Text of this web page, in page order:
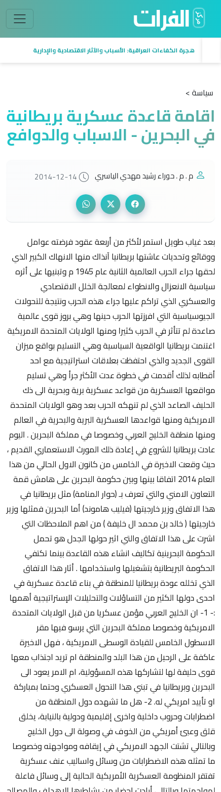
هجرة الكفاءات العراقية: الأسباب والآثار الاقتصادية والإدارية
سياسة >
اقامة قاعدة عسكرية بريطانية
في البحرين - الاسباب والدوافع
م . م . حوراء رشيد مهدي الياسري 2014-12-14
بعد غياب طويل استمر لأكثر من أربعة عقود فرضته عوامل
ووقائع وتحديات عاشتها بريطانيا آنذاك منها الانهاك الكبير الذي
لحقها جراء الحرب العالمية الثانية عام 1945 م وتبنيها على أثره
سياسية الانعزال والانطواء لمعالجة الخلل الاقتصادي
والعسكري الذي تراكم عليها جراء هذه الحرب ونتيجة للتحولات
الجيوسياسية التي افرزتها الحرب حينها وهي بروز قوى عالمية
صاعدة لم تتأثر في الحرب كثيرا ومنها الولايات المتحدة الامريكية
اغتنمت بريطانيا الواقعية السياسية وهي التسليم بواقع ميزان
القوى الجديد والذي احتفظت بعلاقات استراتيجية مع احد
أقطابه لذلك أقدمت في خطوة عدت الأكثر جرأ وهي تسليم
مواقعها العسكرية من قواعد عسكرية برية وبحرية الى ذك
الحليف الصاعد الذي لم تنهكه الحرب بعد وهو الولايات المتحدة
الامريكية ومنها قواعدها العسكرية البرية والبحرية في العالم
ومنها منطقة الخليج العربي وخصوصا في مملكة البحرين . اليوم
عادت بريطانيا للشروع في إعادة ذلك المورث الاستعماري القديم ،
حيث وقعت الاخيرة في الخامس من كانون الاول الحالي من هذا
العام 2014 اتفاقا بينها وبين حكومة البحرين على هامش قمة
التعاون الامني والتي تعرف بـ (حوار المنامة) مثل بريطانيا في
هذا الاتفاق وزير خارجيتها (فيليب هاموند) أما البحرين فمثلها وزير
خارجيتها ( خالد بن محمد ال خليفة ) من اهم الملاحظات التي
اشرت على هذا الاتفاق والتي اثير حولها الجدل هو تحمل
الحكومة البحرينية تكاليف انشاء هذه القاعدة بينما تكتفي
الحكومة البريطانية بتشغيلها واستخدامها . أثار هذا الاتفاق
الذي تخلله عودة بريطانيا للمنطقة في بناء قاعدة عسكرية في
احدى دولها الكثير من التساؤلات والتحليلات الإستراتيجية أهمها
:- 1- ان الخليج العربي مؤمن عسكريا من قبل الولايات المتحدة
الامريكية وخصوصا مملكة البحرين التي يرسو فيها مقر
الاسطول الخامس للقيادة الوسطى الامريكية ، فهل الاخيرة
عاكفة على الرحيل من هذا البلد والمنطقة ام تريد اجتذاب معها
قوى حليفة لها لتشاركها هذه المسؤولية، ام الامر يعود الى
البحرين وبريطانيا في تبني هذا التحول العسكري وحتما بمباركة
او تأييد امريكي له. 2- هل ما تشهده دول المنطقة من
اضطرابات وحروب داخلية واخرى إقليمية ودولية بالنيابة، يخلق
قلق وعبئ أمريكي من الخوف في وصولة الى دول الخليج
وبالتالي تشتت الجهد الامريكي في إيقافه ومواجهته وخصوصا
ما تمثله هذه الاضطرابات من وسائل واساليب عنف عسكرية
تفتقر المنظومة العسكرية الأمريكية الحالية إلى وسائل فاعلة